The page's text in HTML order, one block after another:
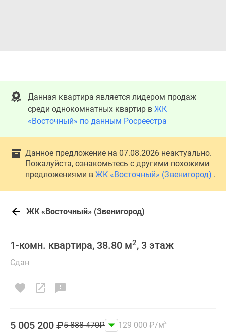
Данная квартира является лидером продаж
среди однокомнатных квартир в ЖК
«Восточный» по данным Росреестра
Данное предложение на 07.08.2026 неактуально.
Пожалуйста, ознакомьтесь с другими похожими
предложениями в ЖК «Восточный» (Звенигород) .
ЖК «Восточный» (Звенигород)
1-комн. квартира, 38.80 м2, 3 этаж
Сдан
5 005 200 ₽5 888 470₽ 129 000 ₽/м2